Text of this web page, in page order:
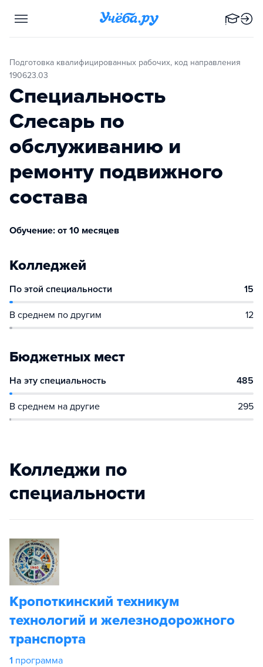
Подготовка квалифицированных рабочих, код направления
190623.03
Специальность
Слесарь по
обслуживанию и
ремонту подвижного
состава
Обучение: от 10 месяцев
Колледжей
По этой специальности 15
В среднем по другим 12
Бюджетных мест
На эту специальность 485
В среднем на другие 295
Колледжи по
специальности
Кропоткинский техникум
технологий и железнодорожного
транспорта
1 программа